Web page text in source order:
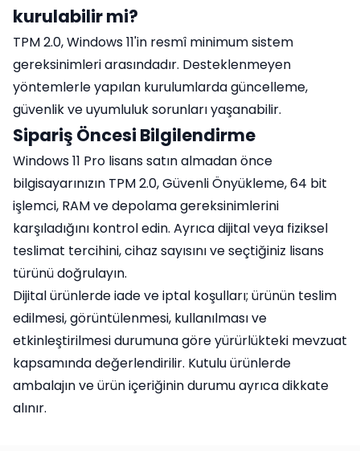
kurulabilir mi?
TPM 2.0, Windows 11'in resmî minimum sistem
gereksinimleri arasındadır. Desteklenmeyen
yöntemlerle yapılan kurulumlarda güncelleme,
güvenlik ve uyumluluk sorunları yaşanabilir.
Sipariş Öncesi Bilgilendirme
Windows 11 Pro lisans satın almadan önce
bilgisayarınızın TPM 2.0, Güvenli Önyükleme, 64 bit
işlemci, RAM ve depolama gereksinimlerini
karşıladığını kontrol edin. Ayrıca dijital veya fiziksel
teslimat tercihini, cihaz sayısını ve seçtiğiniz lisans
türünü doğrulayın.
Dijital ürünlerde iade ve iptal koşulları; ürünün teslim
edilmesi, görüntülenmesi, kullanılması ve
etkinleştirilmesi durumuna göre yürürlükteki mevzuat
kapsamında değerlendirilir. Kutulu ürünlerde
ambalajın ve ürün içeriğinin durumu ayrıca dikkate
alınır.